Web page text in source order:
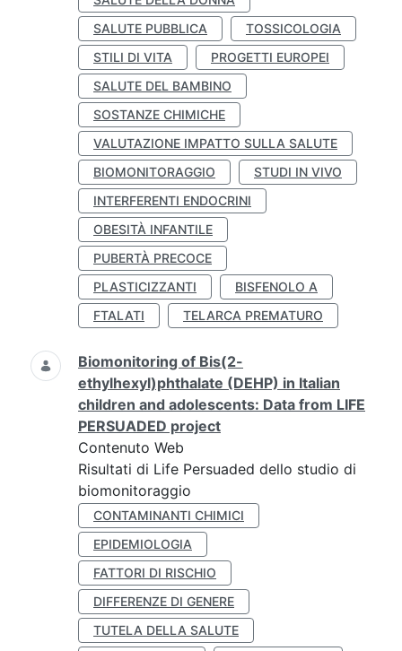
SALUTE PUBBLICA
TOSSICOLOGIA
STILI DI VITA
PROGETTI EUROPEI
SALUTE DEL BAMBINO
SOSTANZE CHIMICHE
VALUTAZIONE IMPATTO SULLA SALUTE
BIOMONITORAGGIO
STUDI IN VIVO
INTERFERENTI ENDOCRINI
OBESITÀ INFANTILE
PUBERTÀ PRECOCE
PLASTICIZZANTI
BISFENOLO A
FTALATI
TELARCA PREMATURO
Biomonitoring of Bis(2-
ethylhexyl)phthalate (DEHP) in Italian
children and adolescents: Data from LIFE
PERSUADED project
Contenuto Web
Risultati di Life Persuaded dello studio di
biomonitoraggio
CONTAMINANTI CHIMICI
EPIDEMIOLOGIA
FATTORI DI RISCHIO
DIFFERENZE DI GENERE
TUTELA DELLA SALUTE